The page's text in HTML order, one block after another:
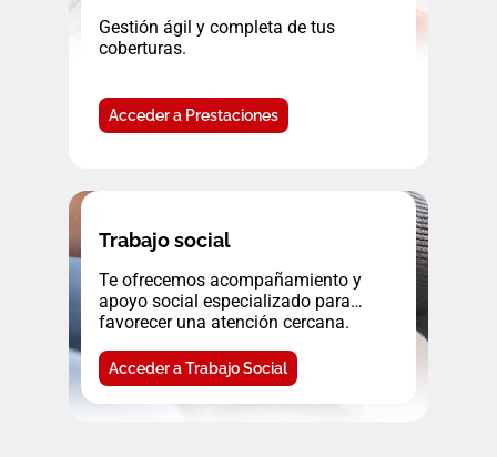
Gestión ágil y completa de tus
coberturas.
Acceder a Prestaciones
Trabajo social
Te ofrecemos acompañamiento y
apoyo social especializado para
favorecer una atención cercana.
Acceder a Trabajo Social